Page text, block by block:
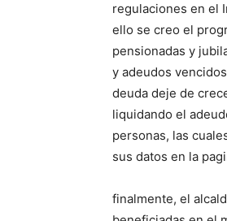
regulaciones en el
ello se creo el
pensionadas y
y adeudos
deuda deje de
liquidando el
personas, las
sus datos en la
finalmente, el